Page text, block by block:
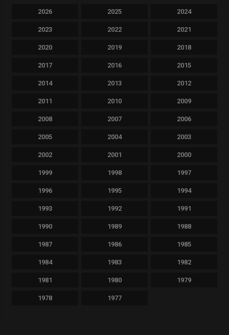
2026 2025 2024
2023 2022 2021
2020 2019 2018
2017 2016 2015
2014 2013 2012
2011 2010 2009
2008 2007 2006
2005 2004 2003
2002 2001 2000
1999 1998 1997
1996 1995 1994
1993 1992 1991
1990 1989 1988
1987 1986 1985
1984 1983 1982
1981 1980 1979
1978 1977